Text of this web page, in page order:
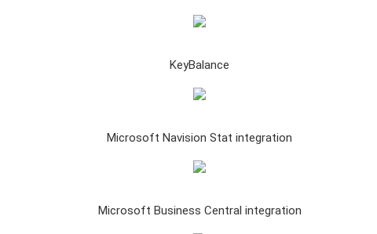
KeyBalance
Microsoft Navision Stat integration
Microsoft Business Central integration